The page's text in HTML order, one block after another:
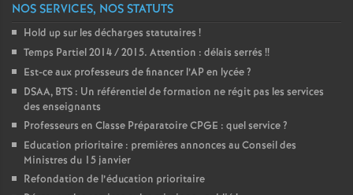
NOS SERVICES, NOS STATUTS
Hold up sur les décharges statutaires !
Temps Partiel 2014 / 2015. Attention : délais serrés !!
Est-ce aux professeurs de financer l’AP en lycée?
DSAA, BTS : Un référentiel de formation ne régit pas les services
des enseignants
Professeurs en Classe Préparatoire CPGE : quel service?
Education prioritaire : premières annonces au Conseil des
Ministres du 15 janvier
Refondation de l’éducation prioritaire